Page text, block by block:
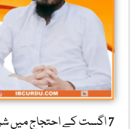
7 اگست کے احتجاج میں شرکت کیوں ضروری ہے؟